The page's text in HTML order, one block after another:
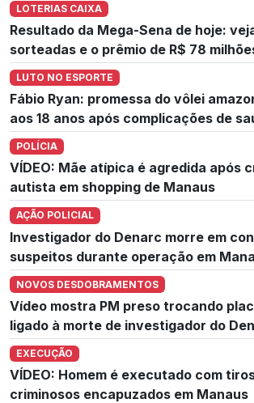
LOTERIAS CAIXA
Resultado da Mega-Sena de hoje:
sorteadas e o prêmio de R$ 78
LUTO NO ESPORTE
Fábio Ryan: promessa do vôlei
aos 18 anos após complicações de
POLÍCIA
VÍDEO: Mãe atípica é agredida após
autista em shopping de Manaus
AÇÃO POLICIAL
Investigador do Denarc morre em
suspeitos durante operação em
NOVOS DESDOBRAMENTOS
Vídeo mostra PM preso trocando
ligado à morte de investigador do
EXECUÇÃO
VÍDEO: Homem é executado com
criminosos encapuzados em Manaus